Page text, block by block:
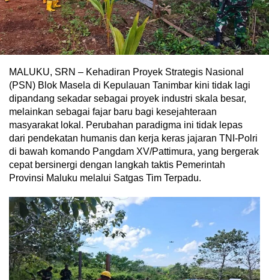
MALUKU, SRN – Kehadiran Proyek Strategis Nasional
(PSN) Blok Masela di Kepulauan Tanimbar kini tidak lagi
dipandang sekadar sebagai proyek industri skala besar,
melainkan sebagai fajar baru bagi kesejahteraan
masyarakat lokal. Perubahan paradigma ini tidak lepas
dari pendekatan humanis dan kerja keras jajaran TNI-Polri
di bawah komando Pangdam XV/Pattimura, yang bergerak
cepat bersinergi dengan langkah taktis Pemerintah
Provinsi Maluku melalui Satgas Tim Terpadu.